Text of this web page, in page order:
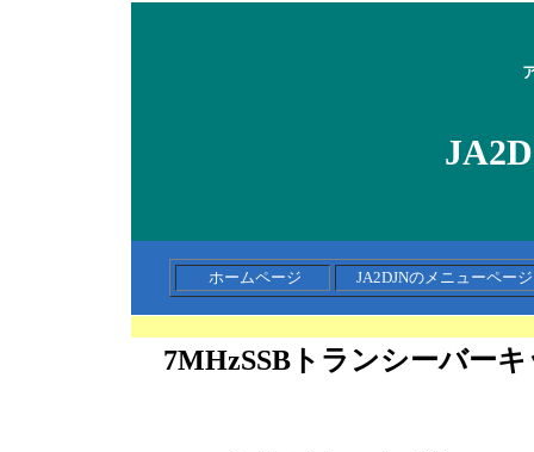
ホームページ JA2DJNのメニューペ
7MHzSSBトランシーバー